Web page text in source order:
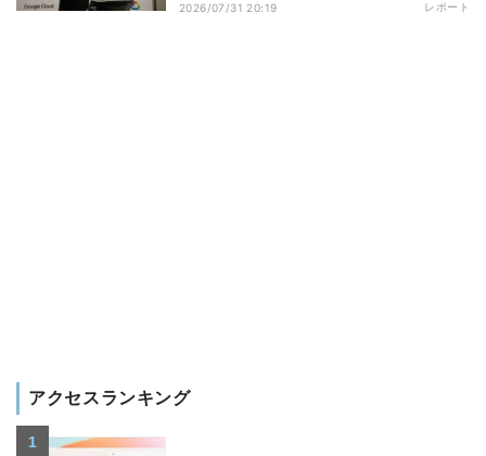
2026/07/31 20:19 レポート
アクセスランキング